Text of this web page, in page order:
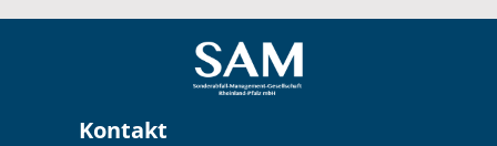
Kontakt